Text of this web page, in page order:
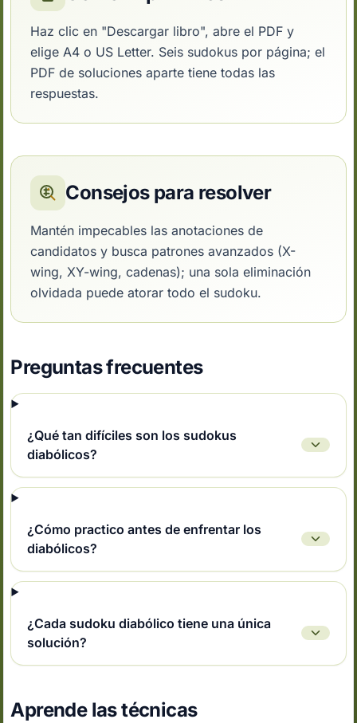
Haz clic en "Descargar libro", abre el PDF y
elige A4 o US Letter. Seis sudokus por página; el
PDF de soluciones aparte tiene todas las
respuestas.
Consejos para resolver
Mantén impecables las anotaciones de
candidatos y busca patrones avanzados (X-
wing, XY-wing, cadenas); una sola eliminación
olvidada puede atorar todo el sudoku.
Preguntas frecuentes
¿Qué tan difíciles son los sudokus
diabólicos?
¿Cómo practico antes de enfrentar los
diabólicos?
¿Cada sudoku diabólico tiene una única
solución?
Aprende las técnicas